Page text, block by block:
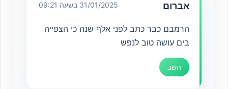
אברום 31/01/2025 בשעה 09:21
הרמבם כבר כתב לפני אלף שנה כי הצפייה
בים עושה טוב לנפש
השב